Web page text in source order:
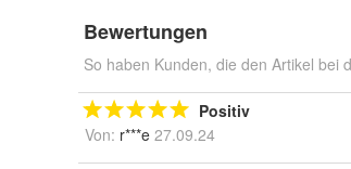
Bewertungen
So haben Kunden, die den Artikel bei
Positiv
Von: r***e 27.09.24